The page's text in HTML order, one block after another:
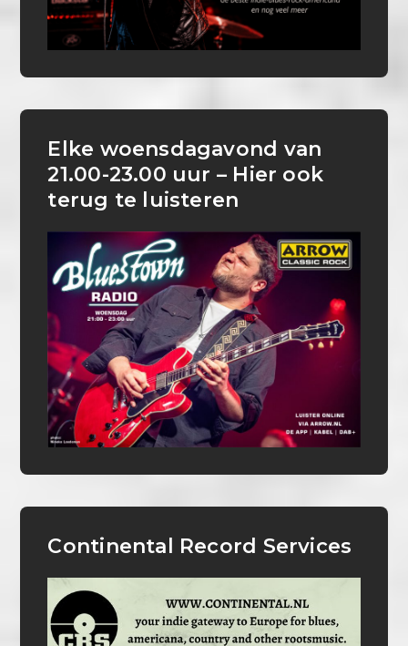
Elke woensdagavond van
21.00-23.00 uur – Hier ook
terug te luisteren
Continental Record Services